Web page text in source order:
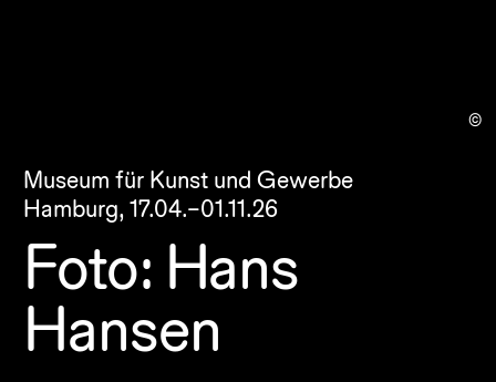
Museum für Kunst und Gewerbe
Hamburg,17.04.–01.11.26
Foto: Hans
Hansen
©